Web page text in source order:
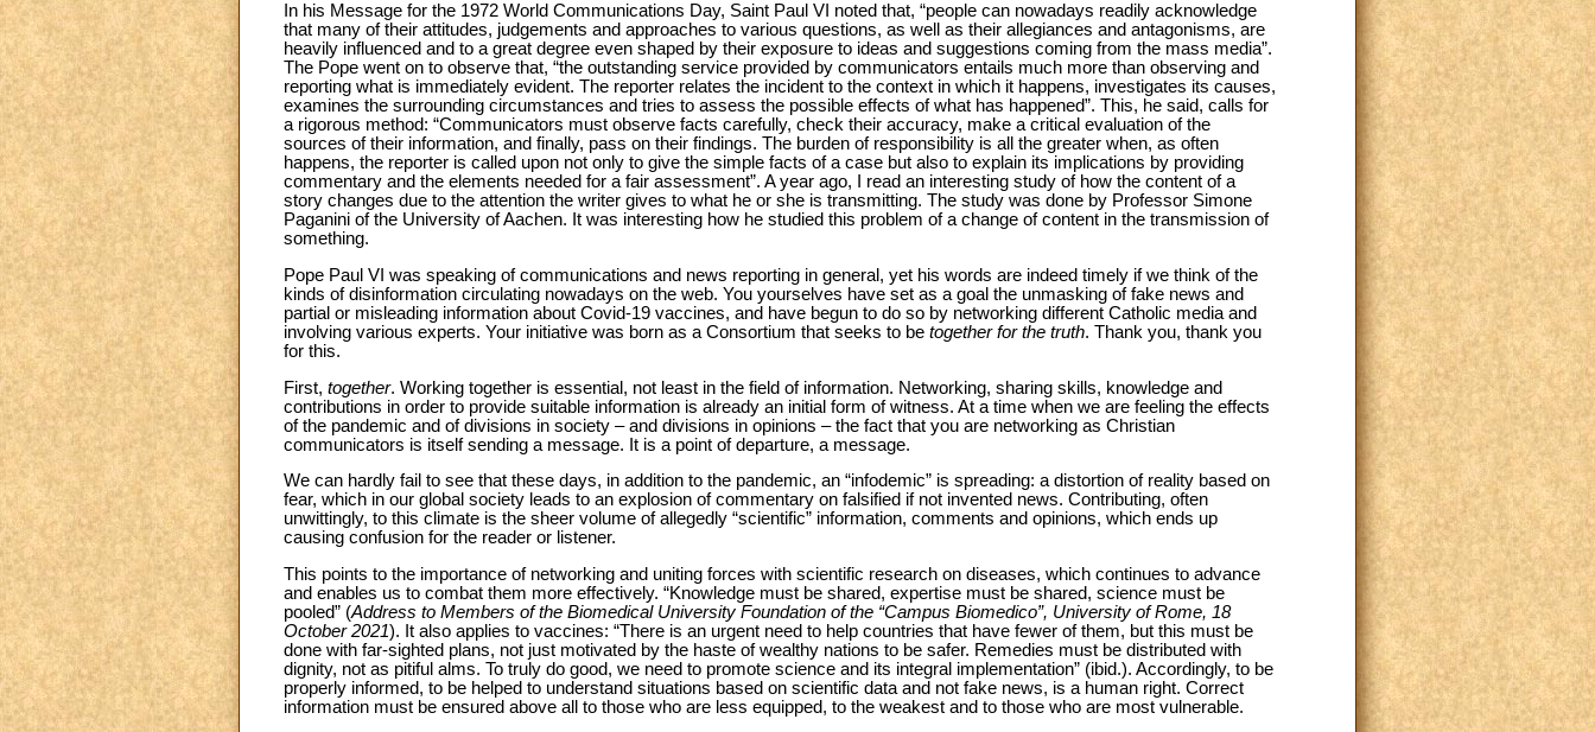
In his Message for the 1972 World Communications Day, Saint Paul VI noted that, “people can nowadays readily acknowledge
that many of their attitudes, judgements and approaches to various questions, as well as their allegiances and antagonisms, are
heavily influenced and to a great degree even shaped by their exposure to ideas and suggestions coming from the mass media”.
The Pope went on to observe that, “the outstanding service provided by communicators entails much more than observing and
reporting what is immediately evident. The reporter relates the incident to the context in which it happens, investigates its causes,
examines the surrounding circumstances and tries to assess the possible effects of what has happened”. This, he said, calls for
a rigorous method: “Communicators must observe facts carefully, check their accuracy, make a critical evaluation of the
sources of their information, and finally, pass on their findings. The burden of responsibility is all the greater when, as often
happens, the reporter is called upon not only to give the simple facts of a case but also to explain its implications by providing
commentary and the elements needed for a fair assessment”. A year ago, I read an interesting study of how the content of a
story changes due to the attention the writer gives to what he or she is transmitting. The study was done by Professor Simone
Paganini of the University of Aachen. It was interesting how he studied this problem of a change of content in the transmission of
something.
Pope Paul VI was speaking of communications and news reporting in general, yet his words are indeed timely if we think of the
kinds of disinformation circulating nowadays on the web. You yourselves have set as a goal the unmasking of fake news and
partial or misleading information about Covid-19 vaccines, and have begun to do so by networking different Catholic media and
involving various experts. Your initiative was born as a Consortium that seeks to be together for the truth. Thank you, thank you
for this.
First, together. Working together is essential, not least in the field of information. Networking, sharing skills, knowledge and
contributions in order to provide suitable information is already an initial form of witness. At a time when we are feeling the effects
of the pandemic and of divisions in society – and divisions in opinions – the fact that you are networking as Christian
communicators is itself sending a message. It is a point of departure, a message.
We can hardly fail to see that these days, in addition to the pandemic, an “infodemic” is spreading: a distortion of reality based on
fear, which in our global society leads to an explosion of commentary on falsified if not invented news. Contributing, often
unwittingly, to this climate is the sheer volume of allegedly “scientific” information, comments and opinions, which ends up
causing confusion for the reader or listener.
This points to the importance of networking and uniting forces with scientific research on diseases, which continues to advance
and enables us to combat them more effectively. “Knowledge must be shared, expertise must be shared, science must be
pooled” (Address to Members of the Biomedical University Foundation of the “Campus Biomedico”, University of Rome, 18
October 2021). It also applies to vaccines: “There is an urgent need to help countries that have fewer of them, but this must be
done with far-sighted plans, not just motivated by the haste of wealthy nations to be safer. Remedies must be distributed with
dignity, not as pitiful alms. To truly do good, we need to promote science and its integral implementation” (ibid.). Accordingly, to be
properly informed, to be helped to understand situations based on scientific data and not fake news, is a human right. Correct
information must be ensured above all to those who are less equipped, to the weakest and to those who are most vulnerable.